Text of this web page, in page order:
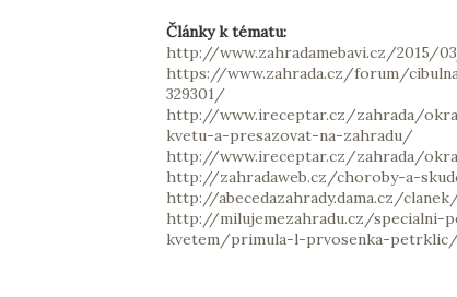
Články k tématu:
http://www.zahradamebavi.cz/2015/
https://www.zahrada.cz/forum/
329301/
http://www.ireceptar.cz/zahrada/
kvetu-a-presazovat-na-zahradu/
http://www.ireceptar.cz/zahrada/
http://zahradaweb.cz/choroby-a-
http://abecedazahrady.dama.cz/
http://milujemezahradu.cz/specialni-
kvetem/primula-l-prvosenka-